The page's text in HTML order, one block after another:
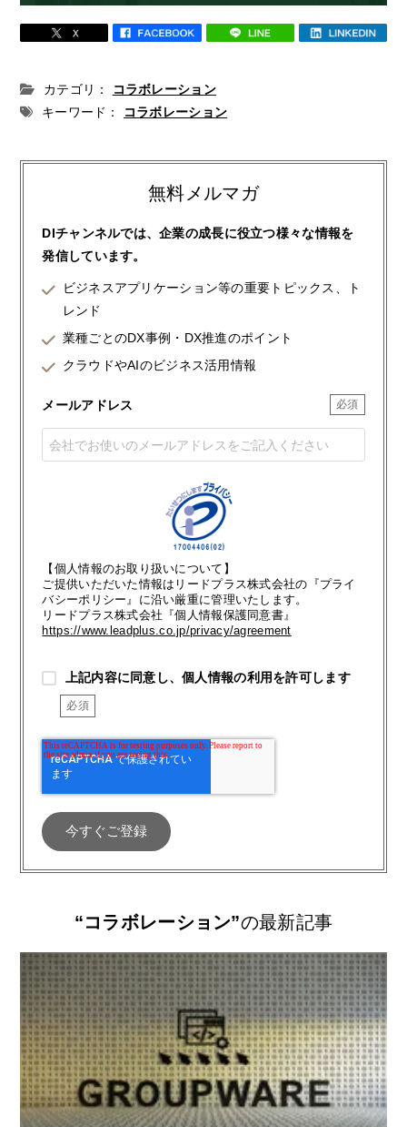
カテゴリ：
コラボレーション
キーワード：
コラボレーション
無料メルマガ
DIチャンネルでは、企業の成長に役立つ様々な情報を
発信しています。
ビジネスアプリケーション等の重要トピックス、ト
レンド
業種ごとのDX事例・DX推進のポイント
クラウドやAIのビジネス活用情報
メールアドレス
【個人情報のお取り扱いについて】
ご提供いただいた情報はリードプラス株式会社の『プライ
バシーポリシー』に沿い厳重に管理いたします。
リードプラス株式会社『個人情報保護同意書』
https://www.leadplus.co.jp/privacy/agreement
上記内容に同意し、個人情報の利用を許可します
“コラボレーション”の最新記事